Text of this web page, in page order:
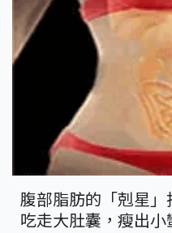
腹部脂肪的「剋星」
吃走大肚囊，瘦出小